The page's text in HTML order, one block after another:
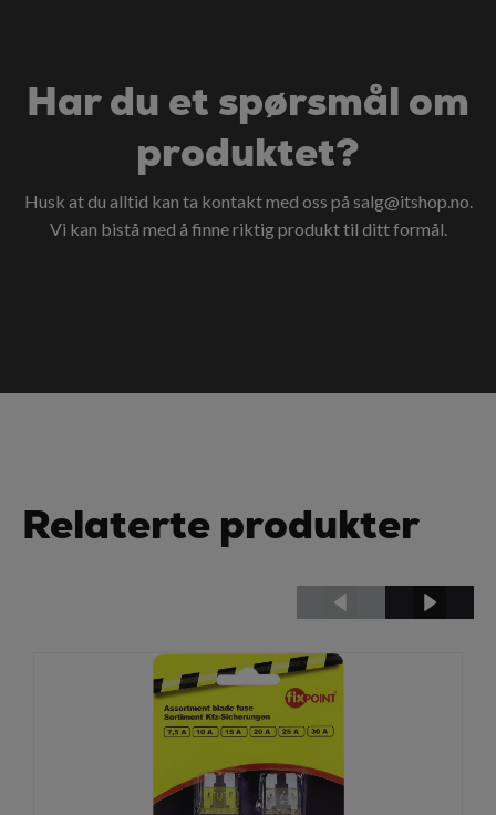
Har du et spørsmål om
produktet?
Husk at du alltid kan ta kontakt med oss på salg@itshop.no.
Vi kan bistå med å finne riktig produkt til ditt formål.
Relaterte produkter